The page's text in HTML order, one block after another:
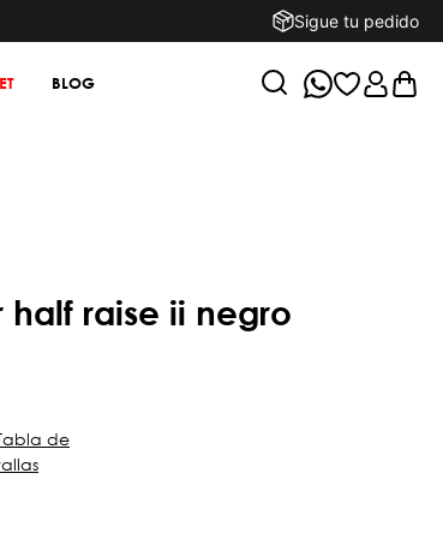
Sigue tu pedido
BLOG
half raise ii negro
de